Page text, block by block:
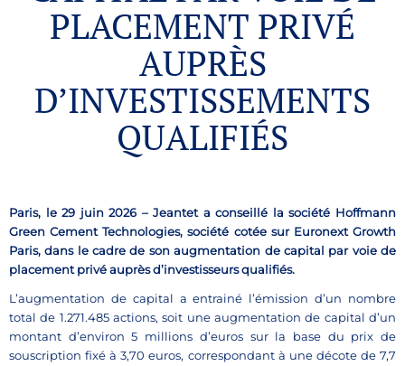
PLACEMENT PRIVÉ
AUPRÈS
D’INVESTISSEMENTS
QUALIFIÉS
Paris, le 29 juin 2026 – Jeantet a conseillé la société Hoffmann
Green Cement Technologies, société cotée sur Euronext Growth
Paris, dans le cadre de son augmentation de capital par voie de
placement privé auprès d’investisseurs qualifiés.
L’augmentation de capital a entrainé l’émission d’un nombre
total de 1.271.485 actions, soit une augmentation de capital d’un
montant d’environ 5 millions d’euros sur la base du prix de
souscription fixé à 3,70 euros, correspondant à une décote de 7,7